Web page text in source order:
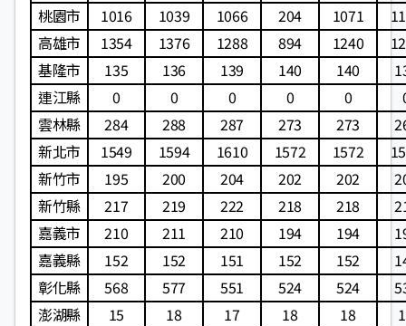
桃園市
1016 1039 1066 204 1071
高雄市
1354 1376 1288 894 1240
基隆市
135 136 139 140 140
連江縣
0 0 0 0 0
雲林縣
284 288 287 273 273
新北市
1549 1594 1610 1572 1572
新竹市
195 200 204 202 202
新竹縣
217 219 222 218 218
嘉義市
210 211 210 194 194
嘉義縣
152 152 151 152 152
彰化縣
568 577 551 524 524
澎湖縣
15 18 17 18 18